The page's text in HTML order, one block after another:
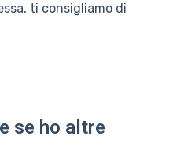
ti consigliamo di
se ho altre